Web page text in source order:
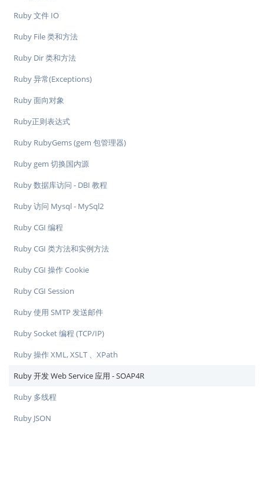
Ruby 文件 IO
Ruby File 类和方法
Ruby Dir 类和方法
Ruby 异常(Exceptions)
Ruby 面向对象
Ruby正则表达式
Ruby RubyGems (gem 包管理器)
Ruby gem 切换国内源
Ruby 数据库访问 - DBI 教程
Ruby 访问 Mysql - MySql2
Ruby CGI 编程
Ruby CGI 类方法和实例方法
Ruby CGI 操作 Cookie
Ruby CGI Session
Ruby 使用 SMTP 发送邮件
Ruby Socket 编程 (TCP/IP)
Ruby 操作 XML, XSLT 、XPath
Ruby 开发 Web Service 应用 - SOAP4R
Ruby 多线程
Ruby JSON